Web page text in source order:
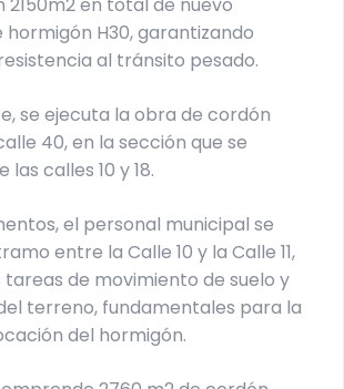
H30, garantizando
al tránsito pesado.
se ejecuta la obra de cordón
40, en la sección que se
calles 10 y 18.
el personal municipal se
entre la Calle 10 y la Calle 11,
tareas de movimiento de suelo y
terreno, fundamentales para la
del hormigón.